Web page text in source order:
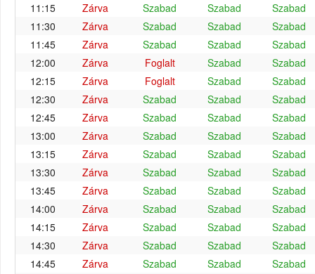
11:15
Zárva Szabad Szabad
Szabad
11:30
Zárva Szabad Szabad
Szabad
11:45
Zárva Szabad Szabad
Szabad
12:00
Zárva Foglalt Szabad
Szabad
12:15
Zárva Foglalt Szabad
Szabad
12:30
Zárva Szabad Szabad
Szabad
12:45
Zárva Szabad Szabad
Szabad
13:00
Zárva Szabad Szabad
Szabad
13:15
Zárva Szabad Szabad
Szabad
13:30
Zárva Szabad Szabad
Szabad
13:45
Zárva Szabad Szabad
Szabad
14:00
Zárva Szabad Szabad
Szabad
14:15
Zárva Szabad Szabad
Szabad
14:30
Zárva Szabad Szabad
Szabad
14:45
Zárva Szabad Szabad
Szabad